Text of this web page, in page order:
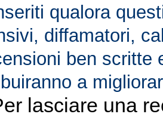
qualora
diffamatori,
ben scritte
a
lasciare una